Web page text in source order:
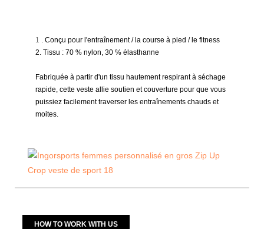
1
. Conçu pour l'entraînement / la course à pied / le fitness
2. Tissu : 70 % nylon, 30 % élasthanne
Fabriquée à partir d'un tissu hautement respirant à séchage
rapide, cette veste allie soutien et couverture pour que vous
puissiez facilement traverser les entraînements chauds et
moites.
HOW TO WORK WITH US